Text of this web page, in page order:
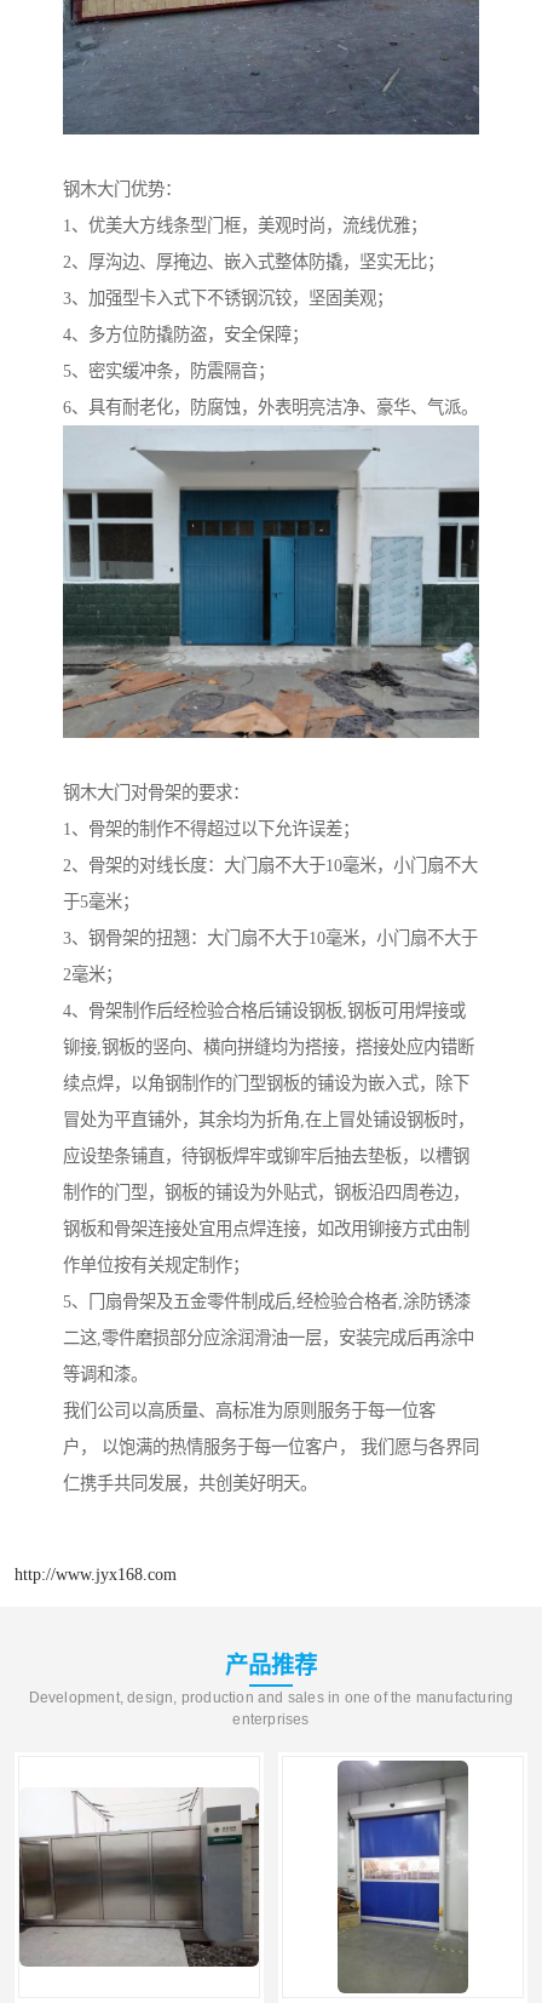
钢木大门优势：
1、优美大方线条型门框，美观时尚，流线优雅；
2、厚沟边、厚掩边、嵌入式整体防撬，坚实无比；
3、加强型卡入式下不锈钢沉铰，坚固美观；
4、多方位防撬防盗，安全保障；
5、密实缓冲条，防震隔音；
6、具有耐老化，防腐蚀，外表明亮洁净、豪华、气派。
钢木大门对骨架的要求：
1、骨架的制作不得超过以下允许误差；
2、骨架的对线长度：大门扇不大于10毫米，小门扇不大
于5毫米；
3、钢骨架的扭翘：大门扇不大于10毫米，小门扇不大于
2毫米；
4、骨架制作后经检验合格后铺设钢板,钢板可用焊接或
铆接,钢板的竖向、横向拼缝均为搭接，搭接处应内错断
续点焊，以角钢制作的门型钢板的铺设为嵌入式，除下
冒处为平直铺外，其余均为折角,在上冒处铺设钢板时，
应设垫条铺直，待钢板焊牢或铆牢后抽去垫板，以槽钢
制作的门型，钢板的铺设为外贴式，钢板沿四周卷边，
钢板和骨架连接处宜用点焊连接，如改用铆接方式由制
作单位按有关规定制作；
5、冂扇骨架及五金零件制成后,经检验合格者,涂防锈漆
二这,零件磨损部分应涂润滑油一层，安装完成后再涂中
等调和漆。
我们公司以高质量、高标准为原则服务于每一位客
户， 以饱满的热情服务于每一位客户， 我们愿与各界同
仁携手共同发展，共创美好明天。
http://www.jyx168.com
产品推荐
Development, design, production and sales in one of the manufacturing
enterprises